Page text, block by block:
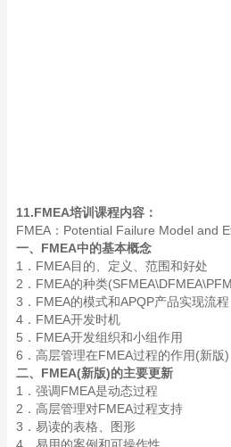
11.FMEA培训课程内容：
FMEA：Potential Failure Model and
一、FMEA中的基本概念
1．FMEA目的、定义、范围和好处
2．FMEA的种类
3．FMEA的模式和APQP产品实现流程
4．FMEA开发时机
5．FMEA开发组织和小组作用
6．高层管理在FMEA过程的作用(新版)
二、FMEA(新版)的主要更新
1．强调FMEA是动态过程
2．高层管理对FMEA过程支持
3．易读的表格、图形